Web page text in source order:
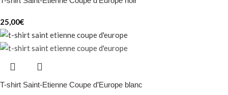
25,00€
T-shirt Saint-Etienne Coupe d’Europe blanc